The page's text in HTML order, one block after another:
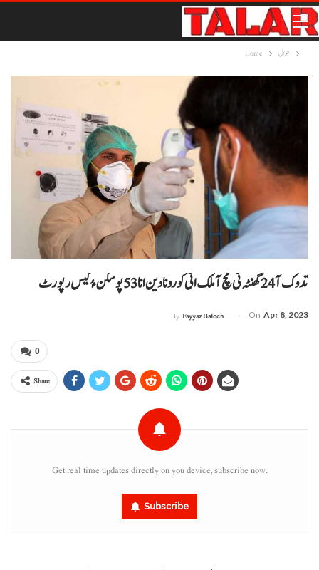
Home حوال
تدوک آ 24 گھنٹہ ٹی مچ آ ملک اٹی کورونا دین انا 53 پوسکن ءُ کیس رپورٹ
By Fayyaz Baloch On Apr 8, 2023
0
Share
Get real time updates directly on you device, subscribe now.
Subscribe